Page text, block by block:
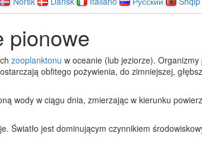
pionowe
zooplanktonu w oceanie (lub jeziorze).
obfitego pożywienia, do zimniejszej,
wody w ciągu dnia, zmierzając w kierunku
Światło jest dominującym czynnikiem